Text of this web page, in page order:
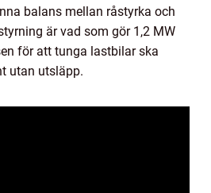
balans mellan råstyrka och
är vad som gör 1,2 MW
för att tunga lastbilar ska
utan utsläpp.